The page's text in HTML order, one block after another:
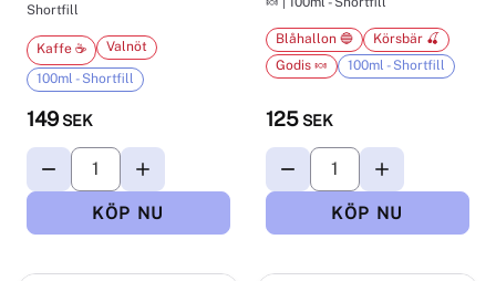
Shortfill
149 SEK
Kaffe ☕ Valnöt
100ml - Shortfill
125 SEK
Blåhallon 🔵
Körsbär 🍒
Godis 🍬
100ml - Shortfill